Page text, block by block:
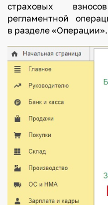
страховых
регламентной
в разделе «Операции».